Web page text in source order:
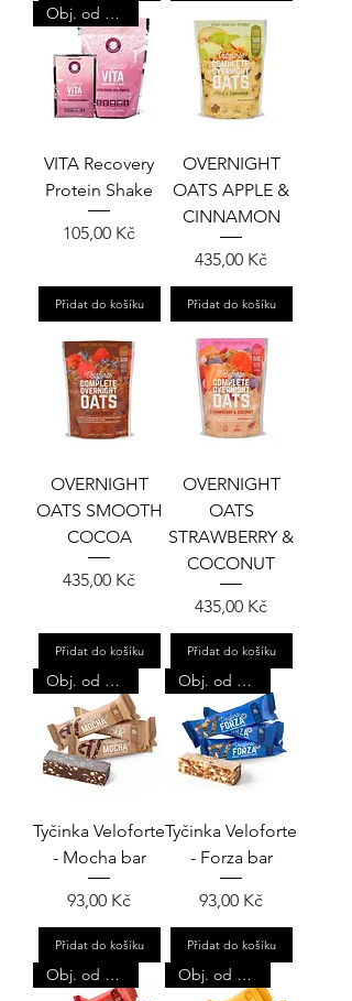
Obj. od 4ks
VITA Recovery
Protein Shake
Cena
105,00 Kč
Přidat do košíku
OVERNIGHT
OATS APPLE &
CINNAMON
Cena
435,00 Kč
Přidat do košíku
OVERNIGHT
OATS SMOOTH
COCOA
Cena
435,00 Kč
Přidat do košíku
OVERNIGHT
OATS
STRAWBERRY &
COCONUT
Cena
435,00 Kč
Přidat do košíku
Obj. od 4ks
Tyčinka Veloforte
- Mocha bar
Cena
93,00 Kč
Přidat do košíku
Obj. od 4ks
Tyčinka Veloforte
- Forza bar
Cena
93,00 Kč
Přidat do košíku
Obj. od 4ks Obj. od 4ks